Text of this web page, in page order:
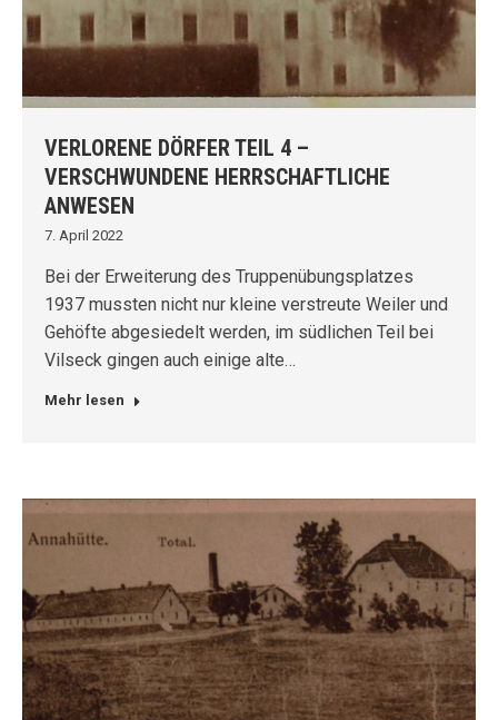
VERLORENE DÖRFER TEIL 4 –
VERSCHWUNDENE HERRSCHAFTLICHE
ANWESEN
7. April 2022
Bei der Erweiterung des Truppenübungsplatzes
1937 mussten nicht nur kleine verstreute Weiler und
Gehöfte abgesiedelt werden, im südlichen Teil bei
Vilseck gingen auch einige alte…
Mehr lesen